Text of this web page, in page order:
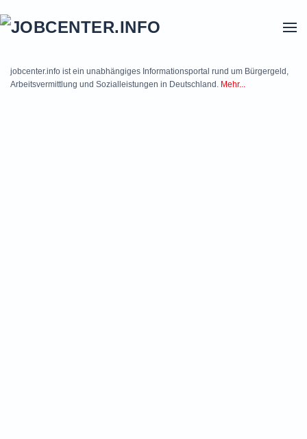
jobcenter.info ist ein unabhängiges Informationsportal rund um Bürgergeld,
Arbeitsvermittlung und Sozialleistungen in Deutschland. Mehr...